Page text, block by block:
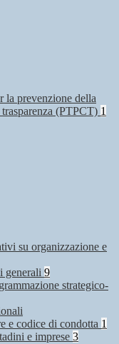
la prevenzione della
(PTPCT) 1
su organizzazione e
generali 9
strategico-
e codice di condotta 1
e imprese 3